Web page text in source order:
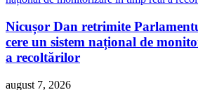
Nicușor Dan retrimite
cere un sistem național de
a recoltărilor
august 7, 2026